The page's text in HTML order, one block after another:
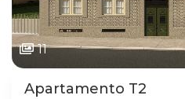
11
Apartamento T2